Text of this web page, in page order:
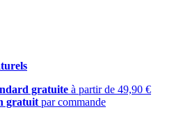
gratuite à partir de 49,90 €
gratuit par commande